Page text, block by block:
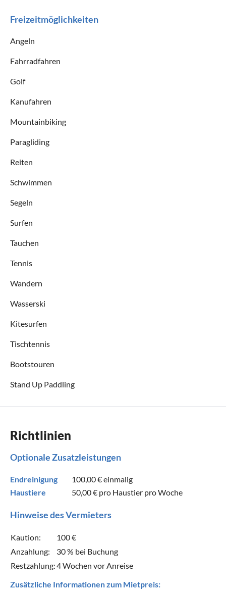
Freizeitmöglichkeiten
Angeln
Fahrradfahren
Golf
Kanufahren
Mountainbiking
Paragliding
Reiten
Schwimmen
Segeln
Surfen
Tauchen
Tennis
Wandern
Wasserski
Kitesurfen
Tischtennis
Bootstouren
Stand Up Paddling
Richtlinien
Optionale Zusatzleistungen
Endreinigung 100,00 €einmalig
Haustiere
50,00 € pro Haustier pro Woche
Hinweise des Vermieters
Kaution:
100 €
Anzahlung:
30 % bei Buchung
Restzahlung:4 Wochen vor Anreise
Zusätzliche Informationen zum Mietpreis: